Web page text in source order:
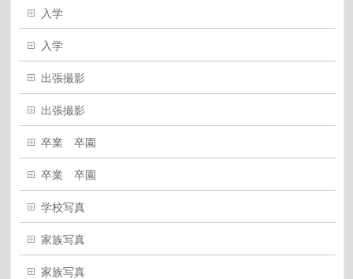
入学
入学
出張撮影
出張撮影
卒業 卒園
卒業 卒園
学校写真
家族写真
家族写真